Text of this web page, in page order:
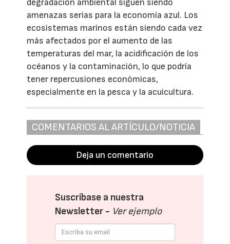
degradación ambiental siguen siendo
amenazas serias para la economía azul. Los
ecosistemas marinos están siendo cada vez
más afectados por el aumento de las
temperaturas del mar, la acidificación de los
océanos y la contaminación, lo que podría
tener repercusiones económicas,
especialmente en la pesca y la acuicultura.
COMENTARIOS AL ARTÍCULO/NOTICIA
Deja un comentario
Suscríbase a nuestra
Newsletter - Ver ejemplo